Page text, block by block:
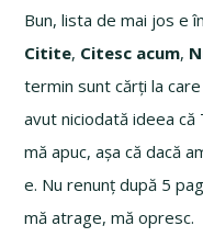
Bun, lista de mai jos e
Citite, Citesc acum,
termin sunt cărți la
avut niciodată ideea
mă apuc, așa că dacă
e. Nu renunț după 5
mă atrage, mă opresc.